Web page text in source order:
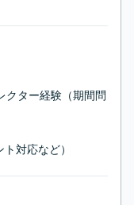
クター経験（期間問
対応など）